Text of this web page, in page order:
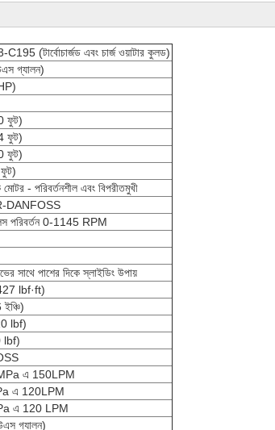
C195 (টার্বোচার্জড এবং চার্জ ওয়াটার কুলড)
গ্যালন)
ফুট)
ফুট)
ফুট)
- পরিবর্তনশীল এবং বিপরীতমুখী
DANFOSS
পরিবর্তন 0-1145 RPM
সাথে পাশের দিকে স্লাইডিং উপায়
lbf·ft)
lbf)
lbf)
এ 150LPM
এ 120LPM
এ 120 LPM
গ্যালন)